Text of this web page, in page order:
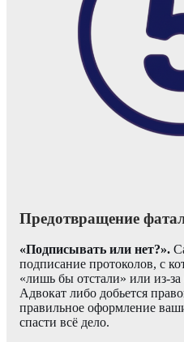
Предотвращение
«Подписывать или нет?».
подписание протоколов, с
«лишь бы отстали» или из-
Адвокат либо добьется
правильное оформление
спасти всё дело.